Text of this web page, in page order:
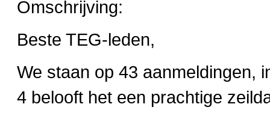
Omschrijving:
Beste TEG-leden,
We staan op 43 aanmeldingen,
4 belooft het een prachtige